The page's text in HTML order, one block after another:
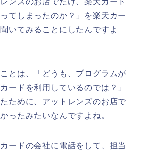
てしまったのか？」を楽天カー
いてみることにしたんですよ
とは、「どうも、プログラムが
ードを利用しているのでは？」
ために、アットレンズのお店で
ったみたいなんですよね。
ードの会社に電話をして、担当